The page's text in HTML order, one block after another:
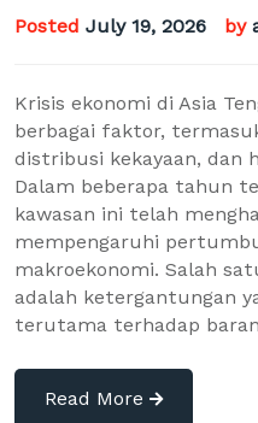
Posted July 19, 2026 by
Krisis ekonomi di Asia
berbagai faktor,
distribusi kekayaan, dan
Dalam beberapa tahun
kawasan ini telah
mempengaruhi
makroekonomi. Salah
adalah ketergantungan
terutama terhadap
Read More